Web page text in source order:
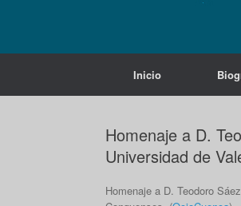
Inicio
Homenaje a D.
Universidad de
Homenaje a D. Teodoro